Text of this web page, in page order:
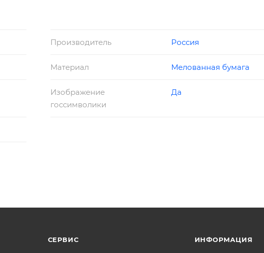
Производитель Россия
Материал Мелованная бумага
Изображение
госсимволики
Да
СЕРВИС ИНФОРМАЦИЯ